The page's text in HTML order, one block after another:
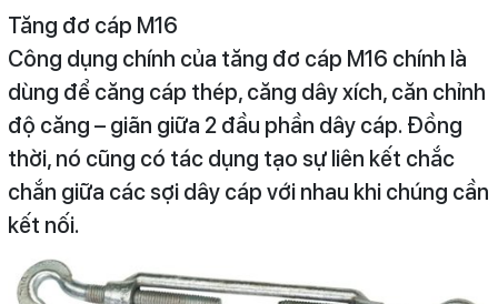
Tăng đơ cáp M16
Công dụng chính của tăng đơ cáp M16 chính là
dùng để căng cáp thép, căng dây xích, căn chỉnh
độ căng – giãn giữa 2 đầu phần dây cáp. Đồng
thời, nó cũng có tác dụng tạo sự liên kết chắc
chắn giữa các sợi dây cáp với nhau khi chúng cần
kết nối.